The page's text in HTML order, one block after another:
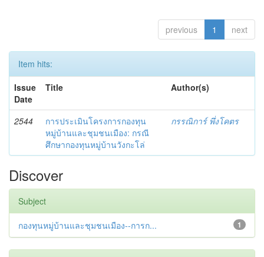
previous 1 next
Item hits:
Issue
Date
Title Author(s)
2544
การประเมินโครงการกองทุน
หมู่บ้านและชุมชนเมือง: กรณี
ศึกษากองทุนหมู่บ้านวังกะโล่
กรรณิการ์ พึ่งโคตร
Discover
Subject
1
กองทุนหมู่บ้านและชุมชนเมือง--การก...